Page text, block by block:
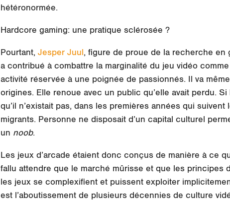
hétéronormée.
Hardcore gaming: une pratique sclérosée ?
Pourtant, Jesper Juul, figure de proue de la recherche en
a contribué à combattre la marginalité du jeu vidéocomme
activité réservée à une poignée de passionnés. Il va
origines. Elle renoue avec un public qu’elle avait perdu.
qu’il n’existait pas, dans les premières années qui
migrants. Personne ne disposait d’un capital culturel
un noob.
Les jeux d’arcade étaient donc conçus de manière à ce
fallu attendre que le marché mûrisse et que les principes
les jeux se complexifient et puissent exploiter
est l’aboutissement de plusieurs décennies de culture